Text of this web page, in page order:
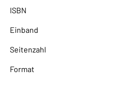
ISBN
Einband
Seitenzahl
Format